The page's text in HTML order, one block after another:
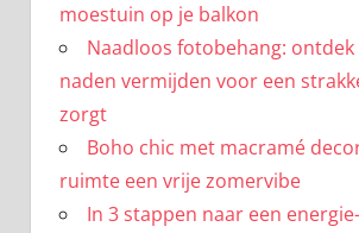
moestuin op je balkon
Naadloos fotobehang:
naden vermijden voor een
zorgt
Boho chic met macramé
ruimte een vrije zomervibe
In 3 stappen naar een